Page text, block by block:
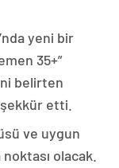
yeni bir
35+”
belirten
etti.
ve uygun
olacak.